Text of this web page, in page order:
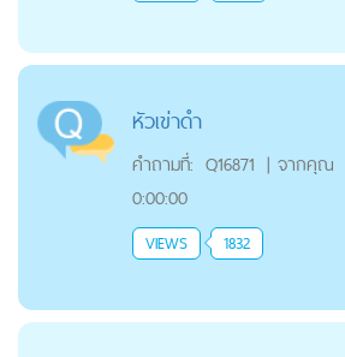
หัวเข่าดำ
คำถามที่: Q16871 | จากคุณ
0:00:00
VIEWS 1832